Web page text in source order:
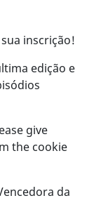
inscrição!
edição e
give
the cookie
da